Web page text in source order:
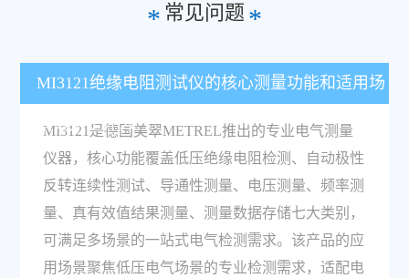
* 常见问题 *
MI3121绝缘电阻测试仪的核心测量功能和适用场
景分别是什么？
MI3121是德国美翠METREL推出的专业电气测量
仪器，核心功能覆盖低压绝缘电阻检测、自动极性
反转连续性测试、导通性测量、电压测量、频率测
量、真有效值结果测量、测量数据存储七大类别，
可满足多场景的一站式电气检测需求。该产品的应
用场景聚焦低压电气场景的专业检测需求，适配电